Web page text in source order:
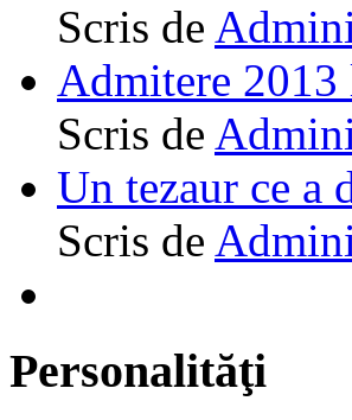
Scris de
Admitere 2013
Scris de
Un tezaur ce a
Scris de
Personalităţi